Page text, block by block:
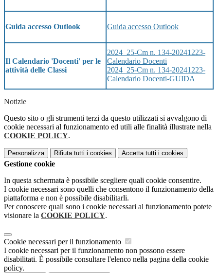
Guida accesso Outlook Guida accesso Outlook
Il Calendario 'Docenti' per le
attività delle Classi
2024_25-Cm n. 134-20241223-
Calendario Docenti
2024_25-Cm n. 134-20241223-
Calendario Docenti-GUIDA
Notizie
Questo sito o gli strumenti terzi da questo utilizzati si avvalgono di
cookie necessari al funzionamento ed utili alle finalità illustrate nella
COOKIE POLICY.
Personalizza Rifiuta tutti i cookies Accetta tutti i cookies
Gestione cookie
In questa schermata è possibile scegliere quali cookie consentire.
I cookie necessari sono quelli che consentono il funzionamento della
piattaforma e non è possibile disabilitarli.
Per conoscere quali sono i cookie necessari al funzionamento potete
visionare la COOKIE POLICY.
Cookie necessari per il funzionamento
I cookie necessari per il funzionamento non possono essere
disabilitati. È possibile consultare l'elenco nella pagina della cookie
policy.